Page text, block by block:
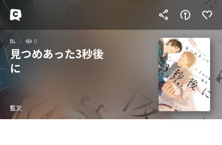
BL 0
見つめあった3秒後
に
藍叉